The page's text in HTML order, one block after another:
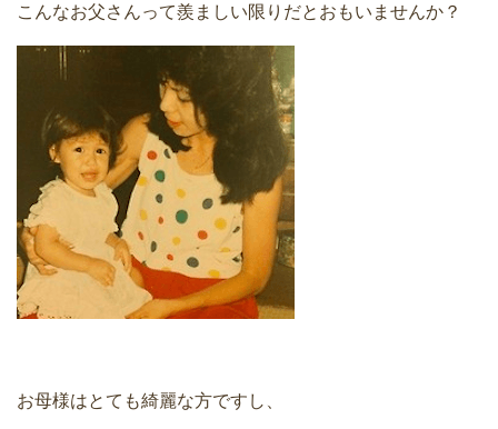
こんなお父さんって羨ましい限りだとおもいませんか？
お母様はとても綺麗な方ですし、